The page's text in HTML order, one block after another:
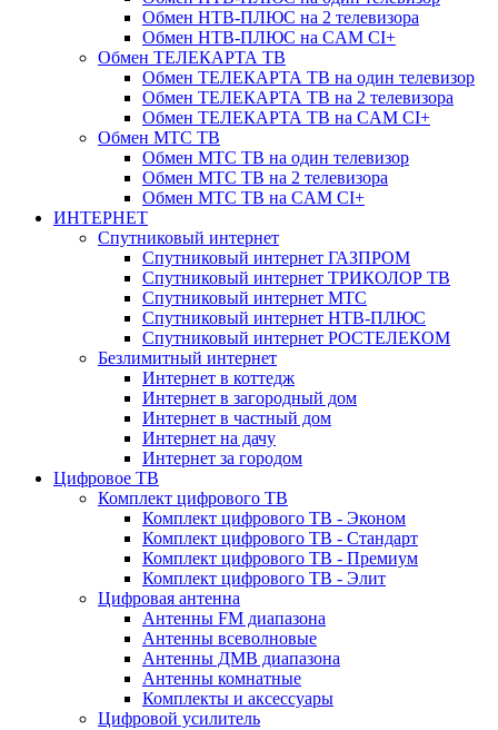
Обмен НТВ-ПЛЮС на 2 телевизора
Обмен НТВ-ПЛЮС на CAM CI+
Обмен ТЕЛЕКАРТА ТВ
Обмен ТЕЛЕКАРТА ТВ на один телевизор
Обмен ТЕЛЕКАРТА ТВ на 2 телевизора
Обмен ТЕЛЕКАРТА ТВ на CAM CI+
Обмен МТС ТВ
Обмен МТС ТВ на один телевизор
Обмен МТС ТВ на 2 телевизора
Обмен МТС ТВ на CAM CI+
ИНТЕРНЕТ
Спутниковый интернет
Спутниковый интернет ГАЗПРОМ
Спутниковый интернет ТРИКОЛОР ТВ
Спутниковый интернет МТС
Спутниковый интернет НТВ-ПЛЮС
Спутниковый интернет РОСТЕЛЕКОМ
Безлимитный интернет
Интернет в коттедж
Интернет в загородный дом
Интернет в частный дом
Интернет на дачу
Интернет за городом
Цифровое ТВ
Комплект цифрового ТВ
Комплект цифрового ТВ - Эконом
Комплект цифрового ТВ - Стандарт
Комплект цифрового ТВ - Премиум
Комплект цифрового ТВ - Элит
Цифровая антенна
Антенны FM диапазона
Антенны всеволновые
Антенны ДМВ диапазона
Антенны комнатные
Комплекты и аксессуары
Цифровой усилитель